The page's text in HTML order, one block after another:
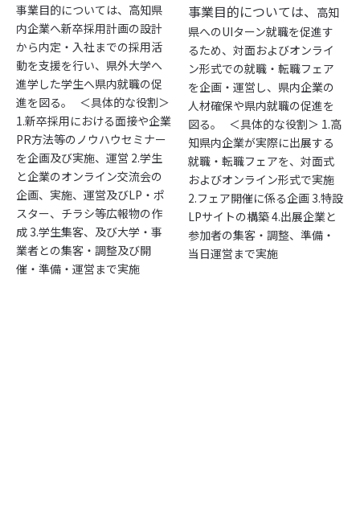
事業目的については、高知県
内企業へ新卒採用計画の設計
から内定・入社までの採用活
動を支援を行い、県外大学へ
進学した学生へ県内就職の促
進を図る。 ＜具体的な役割＞
1.新卒採用における面接や企業
PR方法等のノウハウセミナー
を企画及び実施、運営 2.学生
と企業のオンライン交流会の
企画、実施、運営及びLP・ポ
スター、チラシ等広報物の作
成 3.学生集客、及び大学・事
業者との集客・調整及び開
催・準備・運営まで実施
事業目的については、 高知
県へのUIターン就職を促進す
るため、対面およびオンライ
ン形式での就職・転職フェア
を企画・運営し、県内企業の
人材確保や県内就職の促進を
図る。 ＜具体的な役割＞ 1.高
知県内企業が実際に出展する
就職・転職フェアを、対面式
およびオンライン形式で実施
2.フェア開催に係る企画 3.特設
LPサイトの構築 4.出展企業と
参加者の集客・調整、準備・
当日運営まで実施